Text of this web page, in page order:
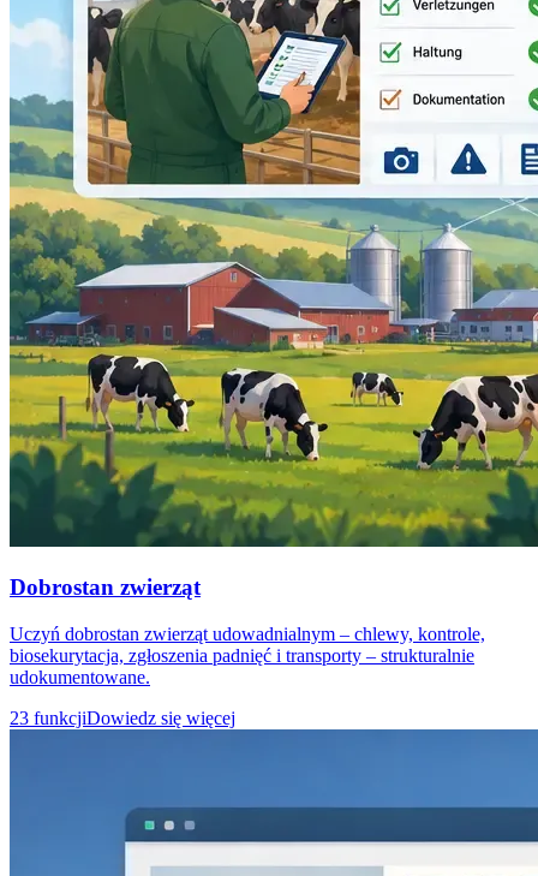
Dobrostan zwierząt
Uczyń dobrostan zwierząt udowadnialnym – chlewy, kontrole,
biosekurytacja, zgłoszenia padnięć i transporty – strukturalnie
udokumentowane.
23 funkcjiDowiedz się więcej